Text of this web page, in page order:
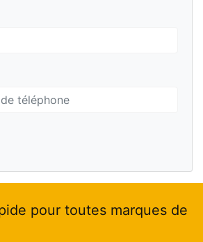
pour toutes marques de